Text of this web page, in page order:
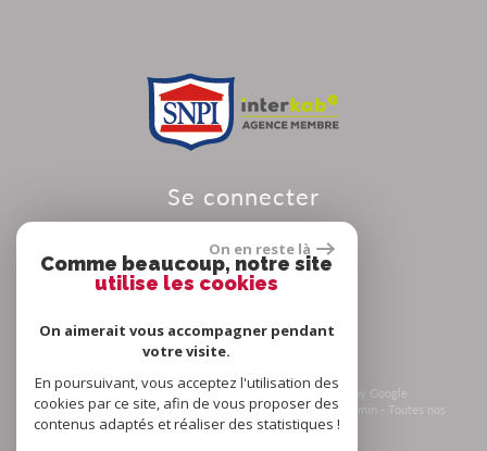
se connecter
© 2026 | Tous droits réservés | Traduction powered by Google
Plan du site- Mentions légales- Nos honoraires-Liens- Admin - Toutes nos
annonces-Politique RGPD
On en reste là
Comme beaucoup, notre site
utilise les cookies
On aimerait vous accompagner pendant
votre visite.
En poursuivant, vous acceptez l'utilisation des
cookies par ce site, afin de vous proposer des
contenus adaptés et réaliser des statistiques !